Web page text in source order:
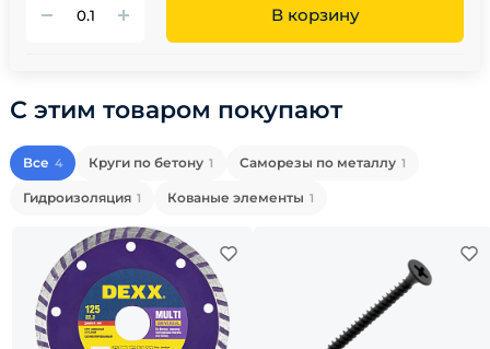
В корзину
С этим товаром покупают
Все 4 Круги по бетону 1 Саморезы по металлу 1
Гидроизоляция 1 Кованые элементы 1